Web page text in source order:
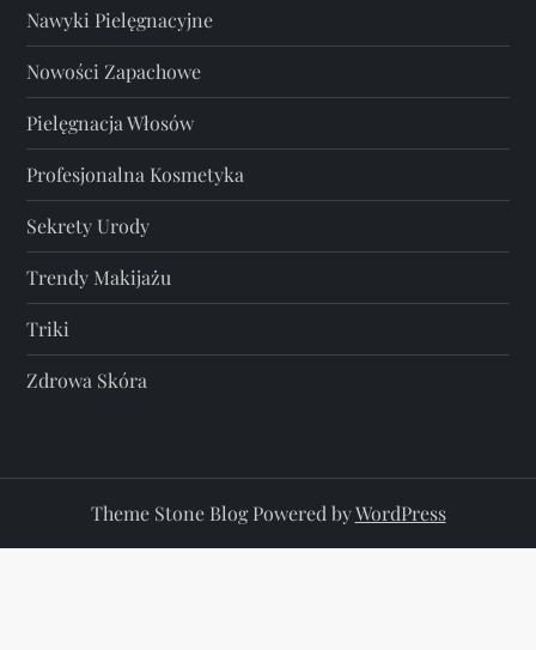
Nawyki Pielęgnacyjne
Nowości Zapachowe
Pielęgnacja Włosów
Profesjonalna Kosmetyka
Sekrety Urody
Trendy Makijażu
Triki
Zdrowa Skóra
Theme Stone Blog Powered byWordPress